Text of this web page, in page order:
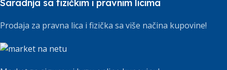
Saradnja sa fizičkim i pravnim licima
Prodaja za pravna lica i fizička sa više načina kupovine!